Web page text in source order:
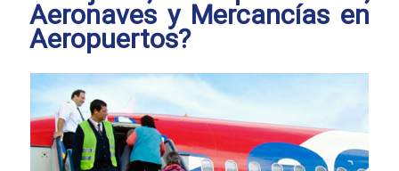
Aeronaves y Mercancías en
Aeropuertos?